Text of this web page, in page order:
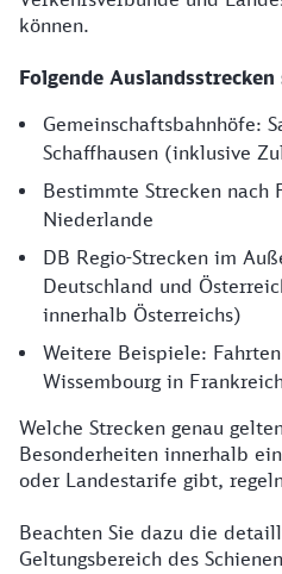
können.
Folgende
Gemeinschaftsbahnhöfe:
Schaffhausen (inklusive
Bestimmte Strecken nach
Niederlande
DB Regio-Strecken im
Deutschland und
innerhalb Österreichs)
Weitere Beispiele:
Wissembourg in
Welche Strecken genau
Besonderheiten innerhalb
oder Landestarife gibt,
Beachten Sie dazu die
Geltungsbereich des